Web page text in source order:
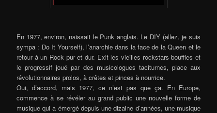
En 1977, environ, naissait le Punk anglais. Le DIY (allez, je suis
sympa : Do It Yourself), l’anarchie dans la face de la Queen et le
retour à un Rock pur et dur. Exit les vieilles rockstars bouffies et
le progressif joué par des musicologues taciturnes, place aux
révolutionnaires prolos, à crêtes et pinces à nourrice.
Oui, d’accord, mais 1977, ce n’est pas que ça. En Europe,
commence à se révéler au grand public une nouvelle forme de
musique quia émergé depuis une dizaine d’années, une musique